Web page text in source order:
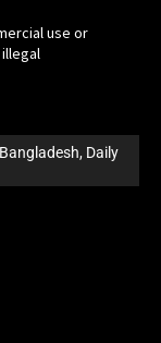
use or
Daily